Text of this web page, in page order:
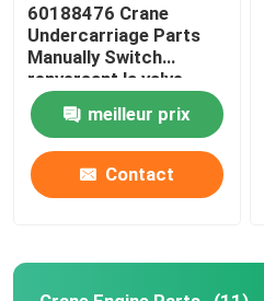
60188476 Crane
Undercarriage Parts
Manually Switch
renversant la valve
pour SANY JZF80FD
meilleur prix
Contact